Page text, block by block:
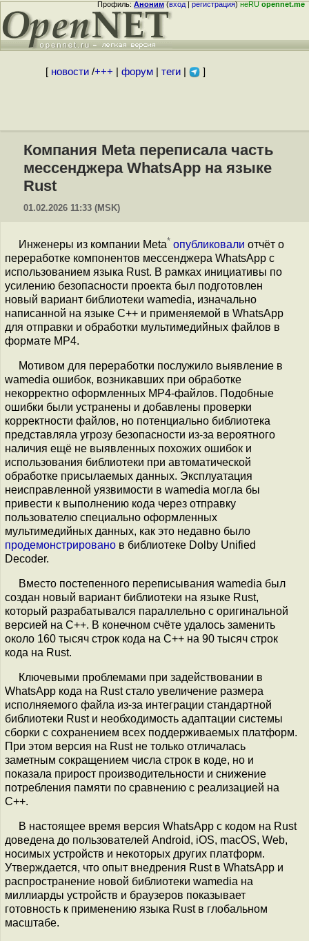
Профиль:Аноним(вход|регистрация)неRUopennet.me
[ новости/+++ форум| теги| ]
Компания Meta переписала часть
мессенджера WhatsApp на языке
Rust
01.02.2026 11:33 (MSK)
Инженеры из компании Meta* опубликовали отчёт о
переработке компонентов мессенджера WhatsApp с
использованием языка Rust. В рамках инициативы по
усилению безопасности проекта был подготовлен
новый вариант библиотеки wamedia, изначально
написанной на языке C++ и применяемой в WhatsApp
для отправки и обработки мультимедийных файлов в
формате MP4.
Мотивом для переработки послужило выявление в
wamedia ошибок, возникавших при обработке
некорректно оформленных MP4-файлов. Подобные
ошибки были устранены и добавлены проверки
корректности файлов, но потенциально библиотека
представляла угрозу безопасности из-за вероятного
наличия ещё не выявленных похожих ошибок и
использования библиотеки при автоматической
обработке присылаемых данных. Эксплуатация
неисправленной уязвимости в wamedia могла бы
привести к выполнению кода через отправку
пользователю специально оформленных
мультимедийных данных, как это недавно было
продемонстрировано в библиотеке Dolby Unified
Decoder.
Вместо постепенного переписывания wamedia был
создан новый вариант библиотеки на языке Rust,
который разрабатывался параллельно с оригинальной
версией на C++. В конечном счёте удалось заменить
около 160 тысяч строк кода на C++ на 90 тысяч строк
кода на Rust.
Ключевыми проблемами при задействовании в
WhatsApp кода на Rust стало увеличение размера
исполняемого файла из-за интеграции стандартной
библиотеки Rust и необходимость адаптации системы
сборки с сохранением всех поддерживаемых платформ.
При этом версия на Rust не только отличалась
заметным сокращением числа строк в коде, но и
показала прирост производительности и снижение
потребления памяти по сравнению с реализацией на
C++.
В настоящее время версия WhatsApp с кодом на Rust
доведена до пользователей Android, iOS, macOS, Web,
носимых устройств и некоторых других платформ.
Утверждается, что опыт внедрения Rust в WhatsApp и
распространение новой библиотеки wamedia на
миллиарды устройств и браузеров показывает
готовность к применению языка Rust в глобальном
масштабе.